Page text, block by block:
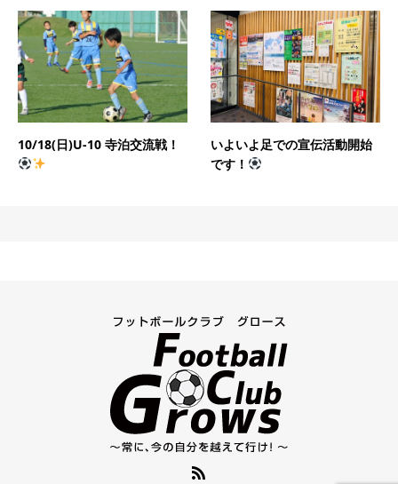
10/18(日)U-10 寺泊交流戦！
いよいよ足での宣伝活動開始
です！